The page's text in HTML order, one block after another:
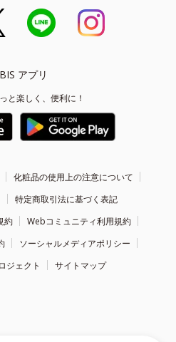
アプリ
と楽しく、便利に！
化粧品の使用上の注意について
特定商取引法に基づく表記
約
Webコミュニティ利用規約
ソーシャルメディアポリシー
ジェクト
サイトマップ